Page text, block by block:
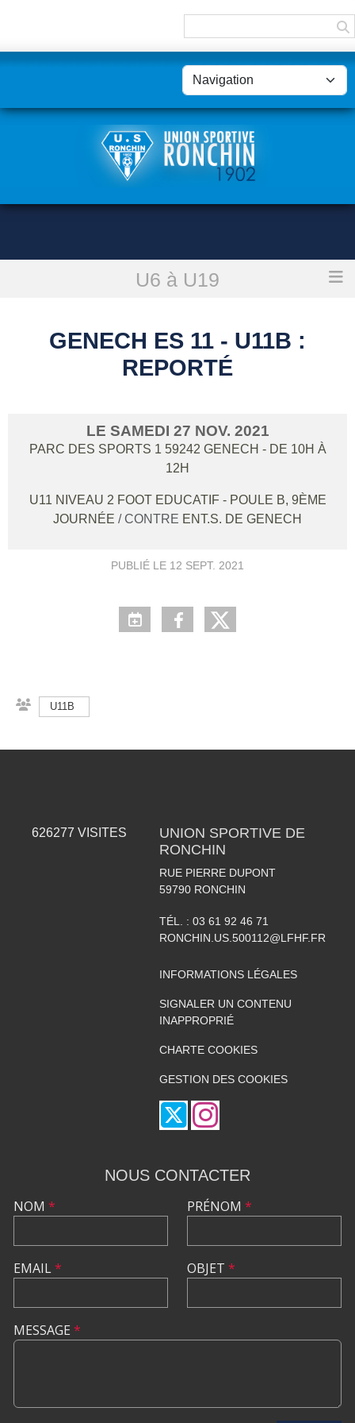
U6 à U19
Genech Es 11 - U11B : reporté
GENECH ES 11 - U11B :
REPORTÉ
LE SAMEDI 27 NOV. 2021
PARC DES SPORTS 1 59242 GENECH - DE 10H À
12H
U11 NIVEAU 2 FOOT EDUCATIF - POULE B, 9ÈME
JOURNÉE / CONTRE ENT.S. DE GENECH
PUBLIÉ LE 12 SEPT. 2021
U11B
626277 VISITES
UNION SPORTIVE DE
RONCHIN
RUE PIERRE DUPONT
59790 RONCHIN
TÉL. : 03 61 92 46 71
RONCHIN.US.500112@LFHF.FR
INFORMATIONS LÉGALES
SIGNALER UN CONTENU
INAPPROPRIÉ
CHARTE COOKIES
GESTION DES COOKIES
NOUS CONTACTER
NOM *
EMAIL*
PRÉNOM *
OBJET *
MESSAGE *